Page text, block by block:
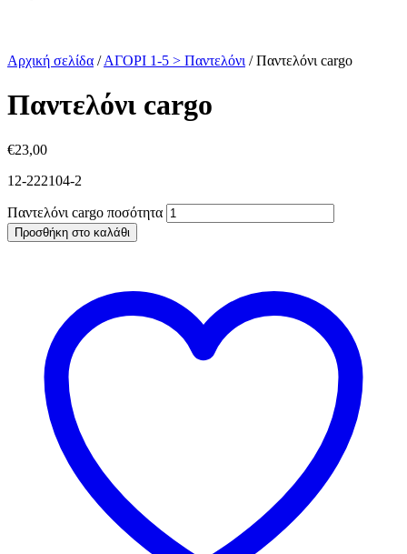
Αρχική σελίδα / ΑΓΟΡΙ 1-5 > Παντελόνι /Παντελόνι cargo
Παντελόνι cargo
€23,00
12-222104-2
Παντελόνι cargo ποσότητα
Προσθήκη στο καλάθι